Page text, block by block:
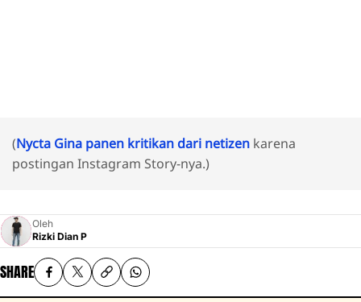
(Nycta Gina panen kritikan dari netizen karena
postingan Instagram Story-nya.)
Oleh
Rizki Dian P
SHARE